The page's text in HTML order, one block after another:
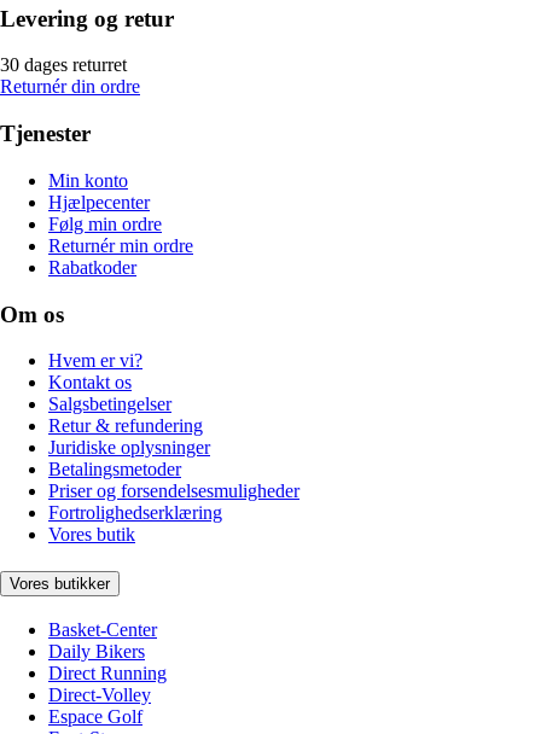
Levering og retur
30 dages returret
Returnér din ordre
Tjenester
Min konto
Hjælpecenter
Følg min ordre
Returnér min ordre
Rabatkoder
Om os
Hvem er vi?
Kontakt os
Salgsbetingelser
Retur & refundering
Juridiske oplysninger
Betalingsmetoder
Priser og forsendelsesmuligheder
Fortrolighedserklæring
Vores butik
Vores butikker
Basket-Center
Daily Bikers
Direct Running
Direct-Volley
Espace Golf